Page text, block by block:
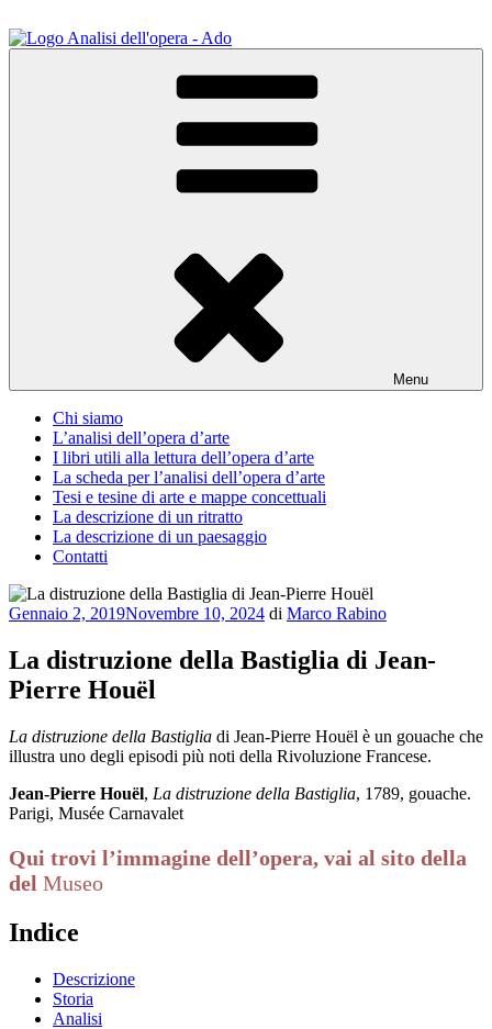
al
contenuto
Osservare le opere d'arte per capirle e imparare ad amarle
Menu
Chi siamo
L’analisi dell’opera d’arte
I libri utili alla lettura dell’opera d’arte
La scheda per l’analisi dell’opera d’arte
Tesi e tesine di arte e mappe concettuali
La descrizione di un ritratto
La descrizione di un paesaggio
Contatti
Pubblicato
Gennaio 2, 2019Novembre 10, 2024 di Marco Rabino
La distruzione della Bastiglia di Jean-
Pierre Houël
La distruzione della Bastiglia di Jean-Pierre Houël è un gouache che
illustra uno degli episodi più noti della Rivoluzione Francese.
Jean-Pierre Houël, La distruzione della Bastiglia, 1789, gouache.
Parigi, Musée Carnavalet
Qui trovi l’immagine dell’opera, vai al sito della
del Museo
Indice
Descrizione
Storia
Analisi